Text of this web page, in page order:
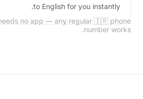
to English for you instantly.
no app — any regular 🇮🇷 phone
number works.